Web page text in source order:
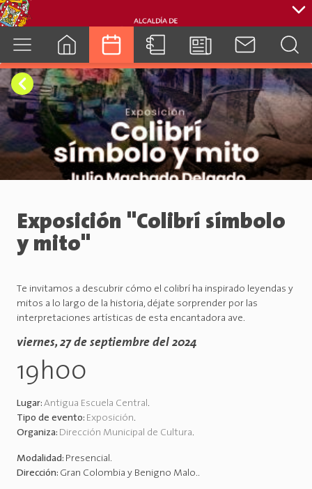
cuenca.gob.ec
Exposición "Colibrí símbolo
y mito"
Te invitamos a descubrir cómo el colibrí ha inspirado leyendas y
mitos a lo largo de la historia, déjate sorprender por las
interpretaciones artísticas de esta encantadora ave.
viernes, 27 de septiembre del 2024
19h00
Lugar: Antigua Escuela Central.
Tipo de evento: Exposición.
Organiza: Dirección Municipal de Cultura.
Modalidad: Presencial.
Dirección: Gran Colombia y Benigno Malo..